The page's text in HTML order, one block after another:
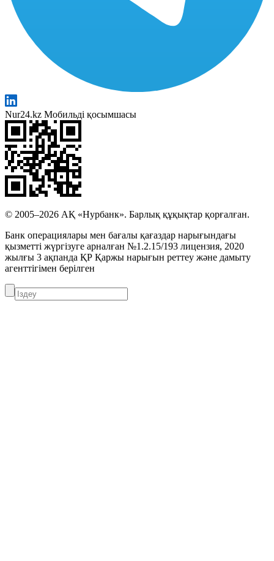
Nur24.kz Мобильді қосымшасы
© 2005–2026 АҚ «Нурбанк». Барлық құқықтар қорғалған.
Банк операциялары мен бағалы қағаздар нарығындағы
қызметті жүргізуге арналған №1.2.15/193 лицензия, 2020
жылғы 3 ақпанда ҚР Қаржы нарығын реттеу және дамыту
агенттігімен берілген